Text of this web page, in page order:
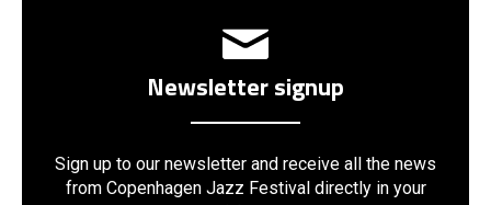
Newsletter signup
Sign up to our newsletter and receive all the news
from Copenhagen Jazz Festival directly in your